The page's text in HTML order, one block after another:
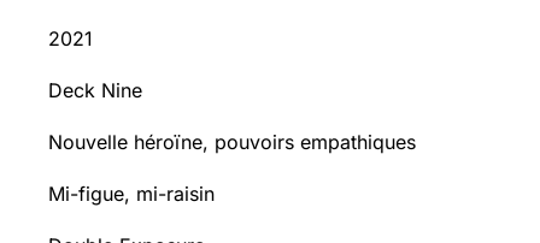
2021
Deck Nine
Nouvelle héroïne, pouvoirs empathiques
Mi-figue, mi-raisin